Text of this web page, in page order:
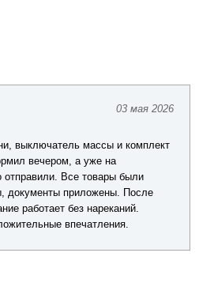
24 апреля 2026
для обновления
подробную консультацию
подобрать оптимальное
Видно, что сотрудники
в продукции. После
проверил - качество отличное,